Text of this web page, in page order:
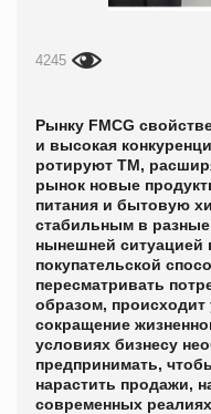
4245
Рынку FMCG
и высокая
ротируют ТМ,
рынок новые
питания и бытовую
стабильным в
нынешней ситуацией
покупательской
пересматривать
образом, происходит
сокращение
условиях бизнесу
предпринимать,
нарастить продажи,
современных